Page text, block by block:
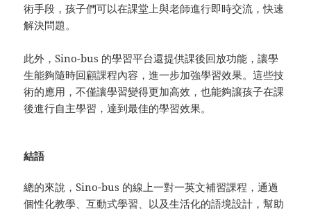
術手段，孩子們可以在課堂上與老師進行即時交流，快速
解決問題。
此外，Sino-bus 的學習平台還提供課後回放功能，讓學
生能夠隨時回顧課程內容，進一步加強學習效果。這些技
術的應用，不僅讓學習變得更加高效，也能夠讓孩子在課
後進行自主學習，達到最佳的學習效果。
結語
總的來說，Sino-bus 的線上一對一英文補習課程，通過
個性化教學、互動式學習、以及生活化的語境設計，幫助